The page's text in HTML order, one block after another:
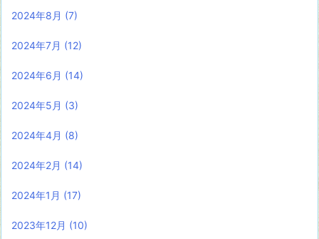
2024年8月 (7)
2024年7月 (12)
2024年6月 (14)
2024年5月 (3)
2024年4月 (8)
2024年2月 (14)
2024年1月 (17)
2023年12月 (10)